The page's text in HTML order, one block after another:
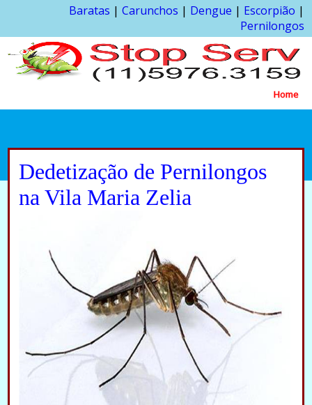
Baratas | Carunchos | Dengue | Escorpião |
Pernilongos
Home
Dedetização de Pernilongos
na Vila Maria Zelia